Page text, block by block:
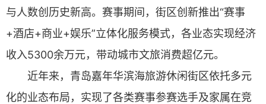
与人数创历史新高。赛事期间，街区创新推出“赛事
+酒店+商业+娱乐”立体化服务模式，各业态实现经济
收入5300余万元，带动城市文旅消费超亿元。
近年来，青岛嘉年华滨海旅游休闲街区依托多元
化的业态布局，实现了各类赛事参赛选手及家属在竞